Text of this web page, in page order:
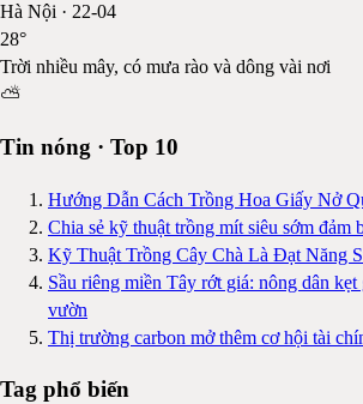
Hà Nội · 22-04
28°
Trời nhiều mây, có mưa rào và dông vài nơi
⛅
Tin nóng · Top 10
Hướng Dẫn Cách Trồng Hoa Giấy Nở
Chia sẻ kỹ thuật trồng mít siêu sớm đảm
Kỹ Thuật Trồng Cây Chà Là Đạt Năng
Sầu riêng miền Tây rớt giá: nông dân
vườn
Thị trường carbon mở thêm cơ hội tài
Tag phổ biến